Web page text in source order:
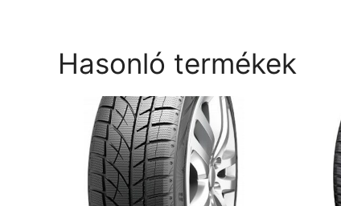
Hasonló termékek